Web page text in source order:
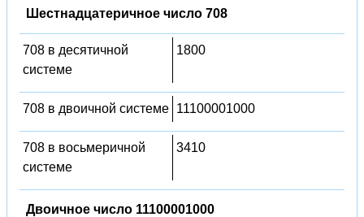
Шестнадцатеричное число 708
708 в десятичной
системе
1800
708 в двоичной системе 11100001000
708 в восьмеричной
системе
3410
Двоичное число 11100001000